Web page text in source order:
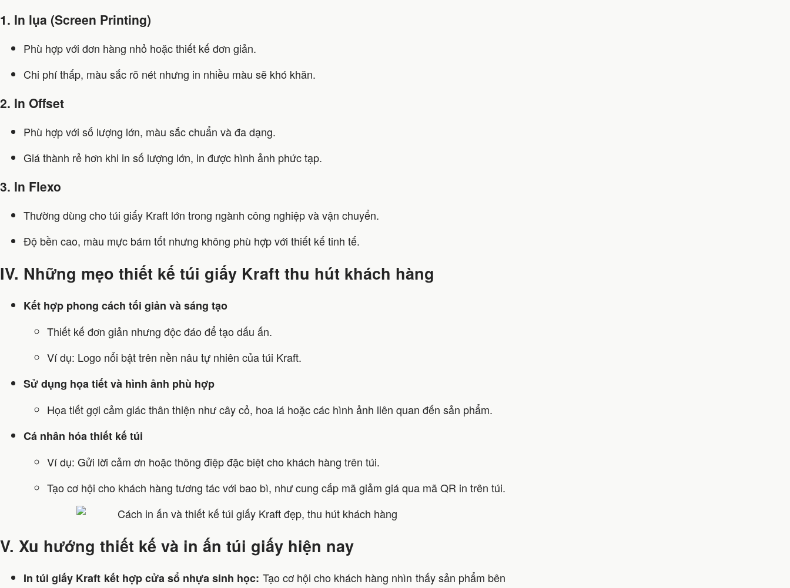
1. In lụa (Screen Printing)
Phù hợp với đơn hàng nhỏ hoặc thiết kế đơn giản.
Chi phí thấp, màu sắc rõ nét nhưng in nhiều màu sẽ khó khăn.
2. In Offset
Phù hợp với số lượng lớn, màu sắc chuẩn và đa dạng.
Giá thành rẻ hơn khi in số lượng lớn, in được hình ảnh phức tạp.
3. In Flexo
Thường dùng cho túi giấy Kraft lớn trong ngành công nghiệp và vận chuyển.
Độ bền cao, màu mực bám tốt nhưng không phù hợp với thiết kế tinh tế.
IV. Những mẹo thiết kế túi giấy Kraft thu hút khách hàng
Kết hợp phong cách tối giản và sáng tạo
Thiết kế đơn giản nhưng độc đáo để tạo dấu ấn.
Ví dụ: Logo nổi bật trên nền nâu tự nhiên của túi Kraft.
Sử dụng họa tiết và hình ảnh phù hợp
Họa tiết gợi cảm giác thân thiện như cây cỏ, hoa lá hoặc các hình ảnh liên quan đến sản phẩm.
Cá nhân hóa thiết kế túi
Ví dụ: Gửi lời cảm ơn hoặc thông điệp đặc biệt cho khách hàng trên túi.
Tạo cơ hội cho khách hàng tương tác với bao bì, như cung cấp mã giảm giá qua mã QR in trên túi.
V. Xu hướng thiết kế và in ấn túi giấy hiện nay
In túi giấy Kraft kết hợp cửa sổ nhựa sinh học: Tạo cơ hội cho khách hàng nhìn thấy sản phẩm bên